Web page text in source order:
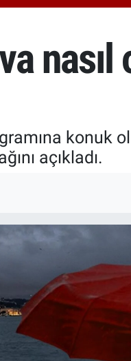
konuk
açıkladı.